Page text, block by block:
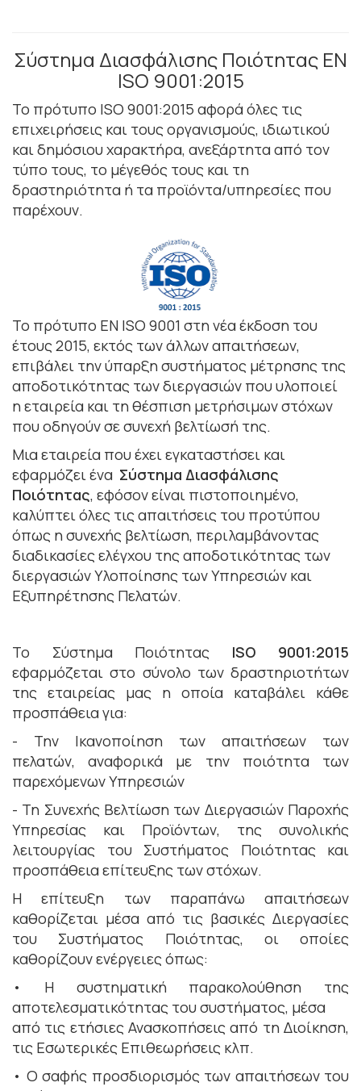
Σύστημα Διασφάλισης Ποιότητας ΕΝ
ISO 9001:2015
Το πρότυπο ISO 9001:2015 αφορά όλες τις
επιχειρήσεις και τους οργανισμούς, ιδιωτικού
και δημόσιου χαρακτήρα, ανεξάρτητα από τον
τύπο τους, το μέγεθός τους και τη
δραστηριότητα ή τα προϊόντα/υπηρεσίες που
παρέχουν.
Το πρότυπο ΕΝ ISO 9001 στη νέα έκδοση του
έτους 2015, εκτός των άλλων απαιτήσεων,
επιβάλει την ύπαρξη συστήματος μέτρησης της
αποδοτικότητας των διεργασιών που υλοποιεί
η εταιρεία και τη θέσπιση μετρήσιμων στόχων
που οδηγούν σε συνεχή βελτίωσή της.
Μια εταιρεία που έχει εγκαταστήσει και
εφαρμόζει ένα Σύστημα Διασφάλισης
Ποιότητας, εφόσον είναι πιστοποιημένο,
καλύπτει όλες τις απαιτήσεις του προτύπου
όπως η συνεχής βελτίωση, περιλαμβάνοντας
διαδικασίες ελέγχου της αποδοτικότητας των
διεργασιών Υλοποίησης των Υπηρεσιών και
Εξυπηρέτησης Πελατών.
Το Σύστημα Ποιότητας ISO 9001:2015
εφαρμόζεται στο σύνολο των δραστηριοτήτων
της εταιρείας μας η οποία καταβάλει κάθε
προσπάθεια για:
- Την Ικανοποίηση των απαιτήσεων των
πελατών, αναφορικά με την ποιότητα των
παρεχόμενων Υπηρεσιών
- Τη Συνεχής Βελτίωση των Διεργασιών Παροχής
Υπηρεσίας και Προϊόντων, της συνολικής
λειτουργίας του Συστήματος Ποιότητας και
προσπάθεια επίτευξης των στόχων.
Η επίτευξη των παραπάνω απαιτήσεων
καθορίζεται μέσα από τις βασικές Διεργασίες
του Συστήματος Ποιότητας, οι οποίες
καθορίζουν ενέργειες όπως:
• Η συστηματική παρακολούθηση της
αποτελεσματικότητας του συστήματος, μέσα
από τις ετήσιες Ανασκοπήσεις από τη Διοίκηση,
τις Εσωτερικές Επιθεωρήσεις κλπ.
• Ο σαφής προσδιορισμός των απαιτήσεων του